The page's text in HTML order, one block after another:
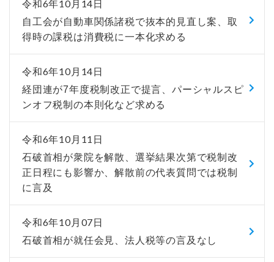
令和6年10月14日
自工会が自動車関係諸税で抜本的見直し案、取
得時の課税は消費税に一本化求める
令和6年10月14日
経団連が7年度税制改正で提言、パーシャルスピ
ンオフ税制の本則化など求める
令和6年10月11日
石破首相が衆院を解散、選挙結果次第で税制改
正日程にも影響か、解散前の代表質問では税制
に言及
令和6年10月07日
石破首相が就任会見、法人税等の言及なし